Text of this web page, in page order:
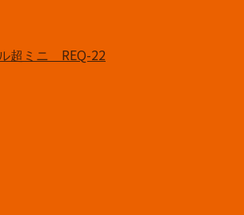
超ミニ REQ-22